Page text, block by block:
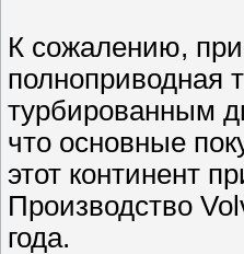
К сожалению,
полноприводная
турбированным
что основные
этот континент
Производство
года.